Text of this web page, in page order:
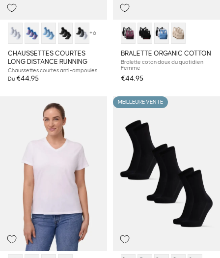
+6
CHAUSSETTES COURTES
LONG DISTANCE RUNNING
Chaussettes courtes anti-ampoules
Du €44,95
BRALETTE ORGANIC COTTON
Bralette coton doux du quotidien
Femme
€44,95
MEILLEURE VENTE